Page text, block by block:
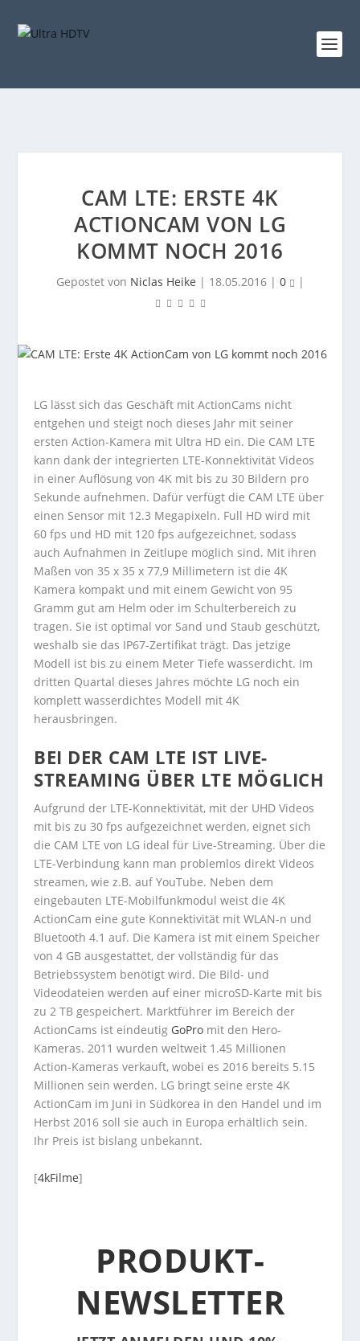
CAM LTE: ERSTE 4K
ACTIONCAM VON LG
KOMMT NOCH 2016
Gepostet von Niclas Heike | 18.05.2016| 0 |
LG lässt sich das Geschäft mit ActionCams nicht
entgehen und steigt noch dieses Jahr mit seiner
ersten Action-Kamera mit Ultra HD ein. Die CAM LTE
kann dank der integrierten LTE-Konnektivität Videos
in einer Auflösung von 4K mit bis zu 30 Bildern pro
Sekunde aufnehmen. Dafür verfügt die CAM LTE über
einen Sensor mit 12.3 Megapixeln. Full HD wird mit
60 fps und HD mit 120 fps aufgezeichnet, sodass
auch Aufnahmen in Zeitlupe möglich sind. Mit ihren
Maßen von 35 x 35 x 77,9 Millimetern ist die 4K
Kamera kompakt und mit einem Gewicht von 95
Gramm gut am Helm oder im Schulterbereich zu
tragen. Sie ist optimal vor Sand und Staub geschützt,
weshalb sie das IP67-Zertifikat trägt. Das jetzige
Modell ist bis zu einem Meter Tiefe wasserdicht. Im
dritten Quartal dieses Jahres möchte LG noch ein
komplett wasserdichtes Modell mit 4K
herausbringen.
BEI DER CAM LTE IST LIVE-
STREAMING ÜBER LTE MÖGLICH
Aufgrund der LTE-Konnektivität, mit der UHD Videos
mit bis zu 30 fps aufgezeichnet werden, eignet sich
die CAM LTE von LG ideal für Live-Streaming. Über die
LTE-Verbindung kann man problemlos direkt Videos
streamen, wie z.B. auf YouTube. Neben dem
eingebauten LTE-Mobilfunkmodul weist die 4K
ActionCam eine gute Konnektivität mit WLAN-n und
Bluetooth 4.1 auf. Die Kamera ist mit einem Speicher
von 4 GB ausgestattet, der vollständig für das
Betriebssystem benötigt wird. Die Bild- und
Videodateien werden auf einer microSD-Karte mit bis
zu 2 TB gespeichert. Marktführer im Bereich der
ActionCams ist eindeutig GoPro mit den Hero-
Kameras. 2011 wurden weltweit 1.45 Millionen
Action-Kameras verkauft, wobei es 2016 bereits 5.15
Millionen sein werden. LG bringt seine erste 4K
ActionCam im Juni in Südkorea in den Handel und im
Herbst 2016 soll sie auch in Europa erhältlich sein.
Ihr Preis ist bislang unbekannt.
[4kFilme]
PRODUKT-
NEWSLETTER